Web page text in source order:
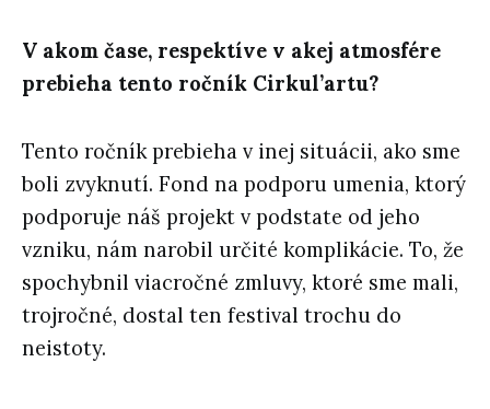
V akom čase, respektíve v akej atmosfére
prebieha tento ročník Cirkul’artu?
Tento ročník prebieha v inej situácii, ako sme
boli zvyknutí. Fond na podporu umenia, ktorý
podporuje náš projekt v podstate od jeho
vzniku, nám narobil určité komplikácie. To, že
spochybnil viacročné zmluvy, ktoré sme mali,
trojročné, dostal ten festival trochu do
neistoty.